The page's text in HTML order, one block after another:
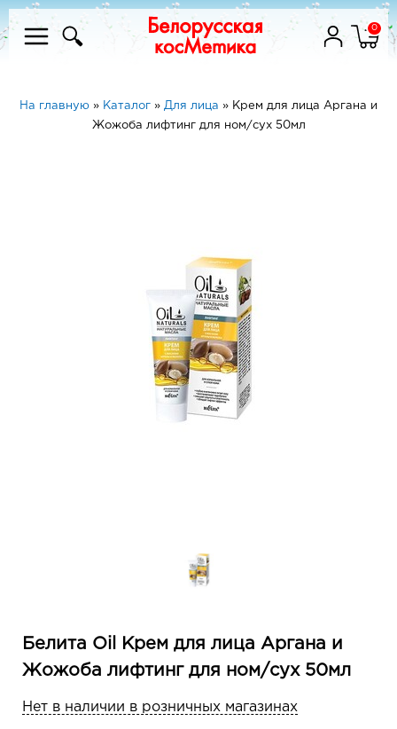
0
На главную » Каталог » Для лица » Крем для лица Аргана и
Жожоба лифтинг для ном/сух 50мл
Белита Oil Крем для лица Аргана и
Жожоба лифтинг для ном/сух 50мл
Нет в наличии в розничных магазинах